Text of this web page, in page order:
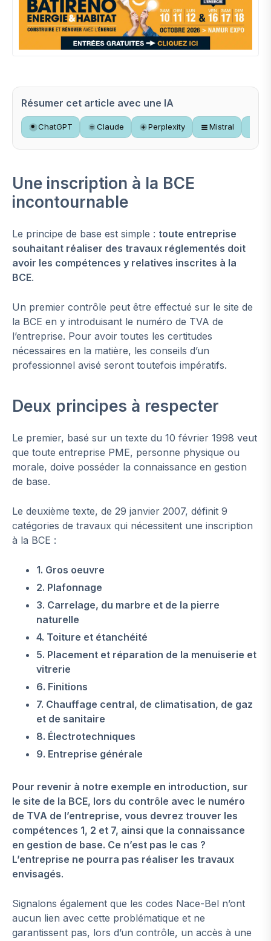
Résumer cet article avec une IA
ChatGPT Claude Perplexity Mistral
Une inscription à la BCE
incontournable
Le principe de base est simple : toute entreprise
souhaitant réaliser des travaux réglementés doit
avoir les compétences y relatives inscrites à la
BCE.
Un premier contrôle peut être effectué sur le site de
la BCE en y introduisant le numéro de TVA de
l’entreprise. Pour avoir toutes les certitudes
nécessaires en la matière, les conseils d’un
professionnel avisé seront toutefois impératifs.
Deux principes à respecter
Le premier, basé sur un texte du 10 février 1998 veut
que toute entreprise PME, personne physique ou
morale, doive posséder la connaissance en gestion
de base.
Le deuxième texte, de 29 janvier 2007, définit 9
catégories de travaux qui nécessitent une inscription
à la BCE :
1. Gros oeuvre
2. Plafonnage
3. Carrelage, du marbre et de la pierre
naturelle
4. Toiture et étanchéité
5. Placement et réparation de la menuiserie et
vitrerie
6. Finitions
7. Chauffage central, de climatisation, de gaz
et de sanitaire
8. Électrotechniques
9. Entreprise générale
Pour revenir à notre exemple en introduction, sur
le site de la BCE, lors du contrôle avec le numéro
de TVA de l’entreprise, vous devrez trouver les
compétences 1, 2 et 7, ainsi que la connaissance
en gestion de base. Ce n’est pas le cas ?
L’entreprise ne pourra pas réaliser les travaux
envisagés.
Signalons également que les codes Nace-Bel n’ont
aucun lien avec cette problématique et ne
garantissent pas, lors d’un contrôle, un accès à une